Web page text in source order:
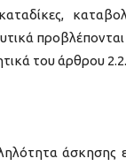
του άρθρου
άσκησης